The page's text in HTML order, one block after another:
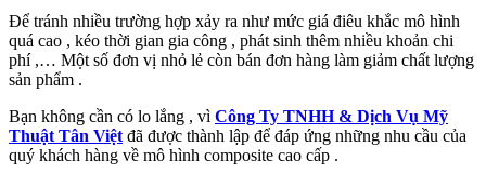
Để tránh nhiều trường hợp xảy ra như mức giá điêu khắc mô hình
quá cao , kéo thời gian gia công , phát sinh thêm nhiều khoản chi
phí ,… Một số đơn vị nhỏ lẻ còn bán đơn hàng làm giảm chất lượng
sản phẩm .
Bạn không cần có lo lắng , vì Công Ty TNHH & Dịch Vụ Mỹ
Thuật Tân Việt đã được thành lập để đáp ứng những nhu cầu của
quý khách hàng về mô hình composite cao cấp .